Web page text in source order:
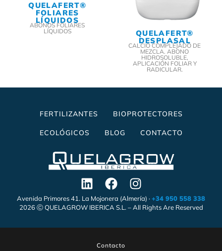
QUELAFERT®
FOLIARES
LÍQUIDOS
ABONOS FOLIARES
LÍQUIDOS
QUELAFERT®
DESPLASAL
CALCIO COMPLEJADO DE
MEZCLA. ABONO
HIDROSOLUBLE,
APLICACIÓN FOLIAR Y
RADICULAR.
FERTILIZANTES BIOPROTECTORES
ECOLÓGICOS BLOG CONTACTO
Avenida Primores 41. La Mojonera (Almería) ·+34 950 558 338
2026 Ⓒ QUELAGROW IBERICA S.L. – All Rights Are Reserved
Contacto